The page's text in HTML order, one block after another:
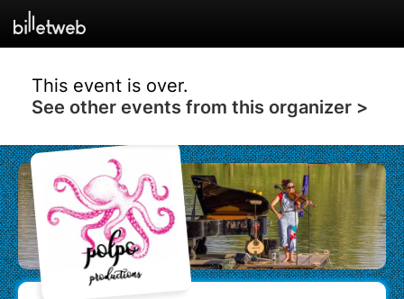
This event is over.
See other events from this organizer >